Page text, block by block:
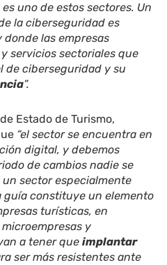
uno de estos sectores. Un
la ciberseguridad es
las empresas
servicios sectoriales que
de ciberseguridad y su
”.
Estado de Turismo,
“el sector se encuentra en
digital, y debemos
de cambios nadie se
sector especialmente
guía constituye un elemento
turísticas, en
y
a tener queimplantar
ser más resistentes ante